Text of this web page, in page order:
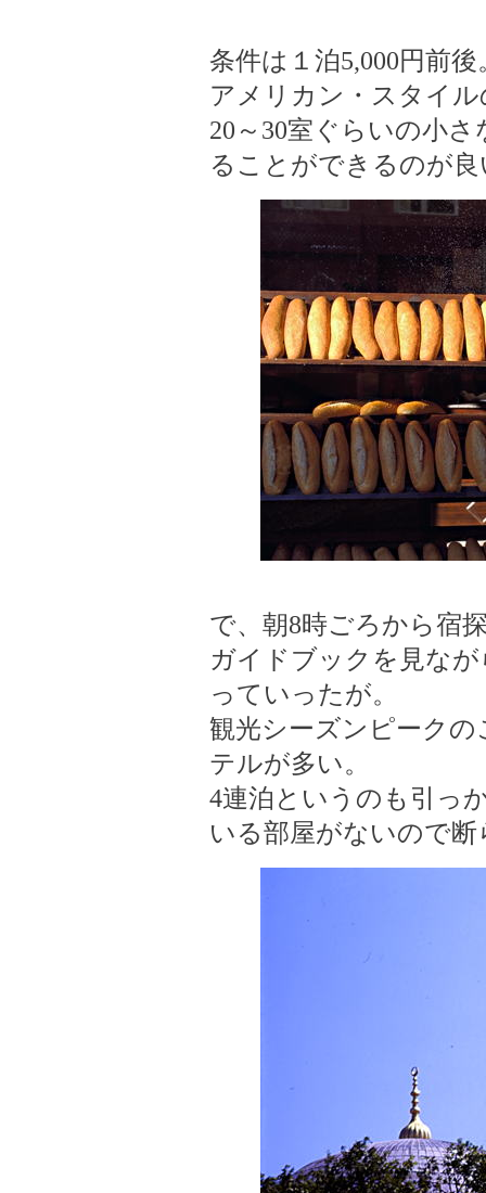
条件は１泊5,000円前後
アメリカン・スタイ
20～30室ぐらいの小
ることができるのが良
で、朝8時ごろから宿
ガイドブックを見な
っていったが。
観光シーズンピーク
テルが多い。
4連泊というのも引っ
いる部屋がないので断